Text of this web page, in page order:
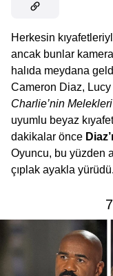
Herkesin
ancak bunlar
halıda meydana
Cameron Diaz,
Charlie’nin Melekleri
uyumlu beyaz
dakikalar önce
Oyuncu, bu yüzden
çıplak ayakla yürüdü.